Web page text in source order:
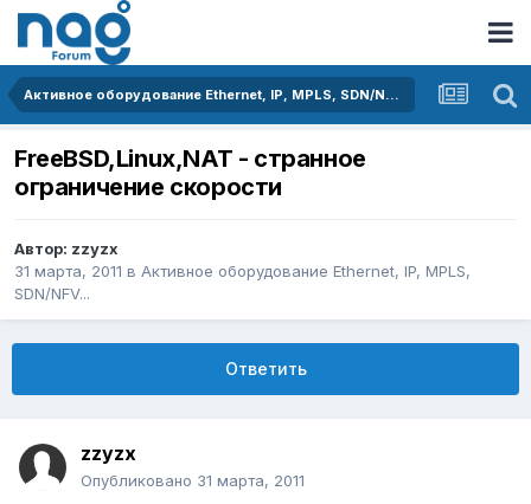
Активное оборудование Ethernet, IP, MPLS, SDN/NFV...
FreeBSD,Linux,NAT - странное
ограничение скорости
Автор: zzyzx
31 марта, 2011 в Активное оборудование Ethernet, IP, MPLS,
SDN/NFV...
Ответить
zzyzx
Опубликовано 31 марта, 2011